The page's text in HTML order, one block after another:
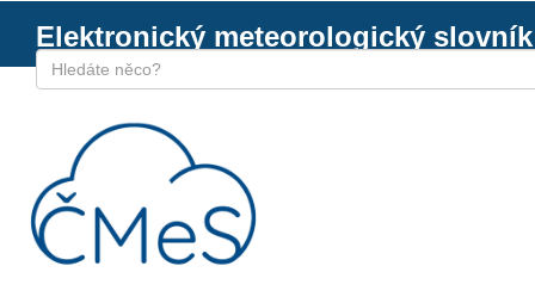
Elektronický meteorologický slovník